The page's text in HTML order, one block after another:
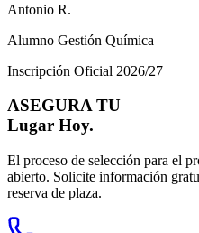
Antonio R.
Alumno Gestión Química
Inscripción Oficial 2026/27
ASEGURA TU
Lugar Hoy.
El proceso de selección para el
abierto. Solicite información
reserva de plaza.